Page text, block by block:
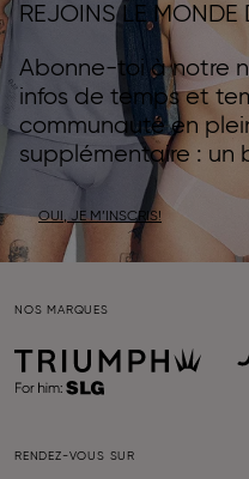
REJOINS LE MONDE
Abonne-toi à notre
infos de temps et
communauté en
supplémentaire : un
OUI, JE M’INSCRIS!
NOS MARQUES
RENDEZ-VOUS SUR